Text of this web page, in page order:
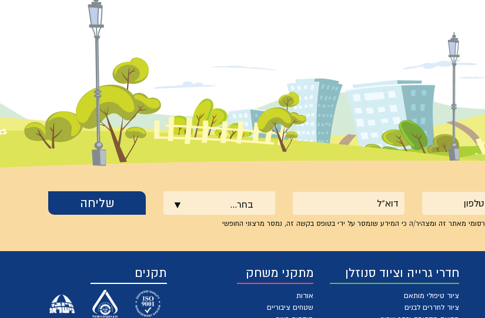
בחר...
מאתר זה ומצהיר/ה כי המידע שנמסר על ידי בטופס בקשה זה, נמסר מרצוני החופשי
תקנים חדרי גרייה וציוד סנוזלן
ציוד טיפולי מותאם
ציוד לחדרים לבנים
מתקני משחק
אודות
שטחים ציבוריים